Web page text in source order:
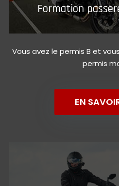
Formation
Vous avez le permis B et
permis
EN